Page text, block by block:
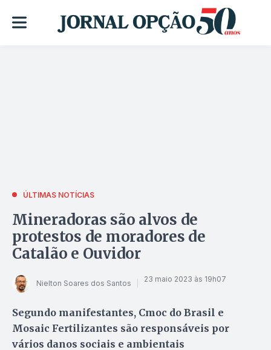
ÚLTIMAS NOTÍCIAS
Mineradoras são alvos de
protestos de moradores de
Catalão e Ouvidor
Nielton Soares dos Santos 23 maio 2023 às 19h07
Segundo manifestantes, Cmoc do Brasil e
Mosaic Fertilizantes são responsáveis por
vários danos sociais e ambientais